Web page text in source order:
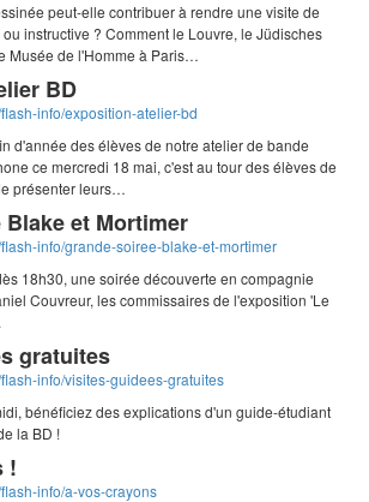
peut-elle contribuer à rendre une visite de
instructive ? Comment le Louvre, le Jüdisches
Musée de l'Homme à Paris…
BD
info/exposition-atelier-bd
d'année des élèves de notre atelier de bande
ce mercredi 18 mai, c'est au tour des élèves de
présenter leurs…
et Mortimer
info/grande-soiree-blake-et-mortimer
18h30, une soirée découverte en compagnie
Couvreur, les commissaires de l'exposition 'Le
gratuites
info/visites-guidees-gratuites
bénéficiez des explications d'un guide-étudiant
la BD !
!
info/a-vos-crayons